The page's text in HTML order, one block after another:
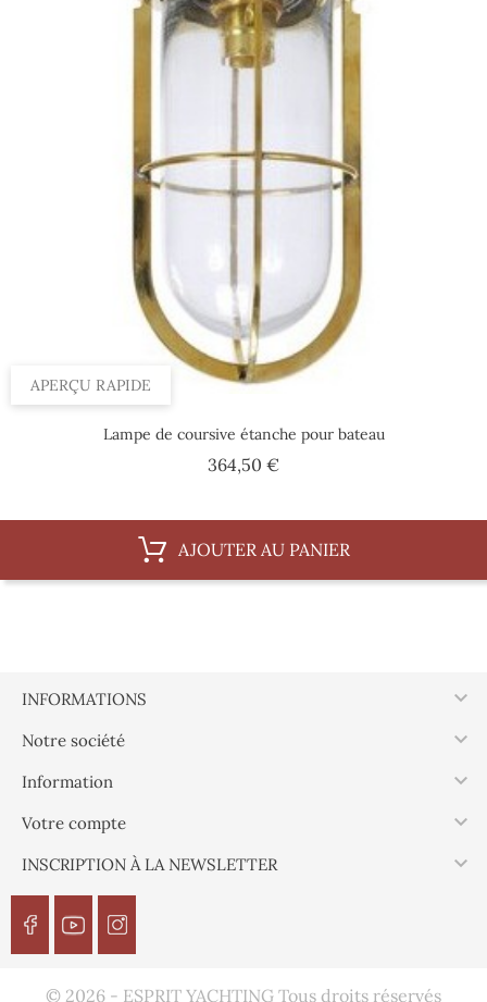
APERÇU RAPIDE
Lampe de coursive étanche pour bateau
364,50 €Prix
AJOUTER AU PANIER
INFORMATIONS 
Notre société 
Information 
Votre compte 
INSCRIPTION À LA NEWSLETTER 
© 2026 - ESPRIT YACHTING Tous droits réservés